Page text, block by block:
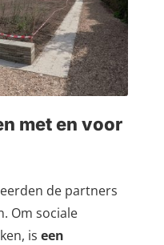
met en voor
de partners
Om sociale
is een